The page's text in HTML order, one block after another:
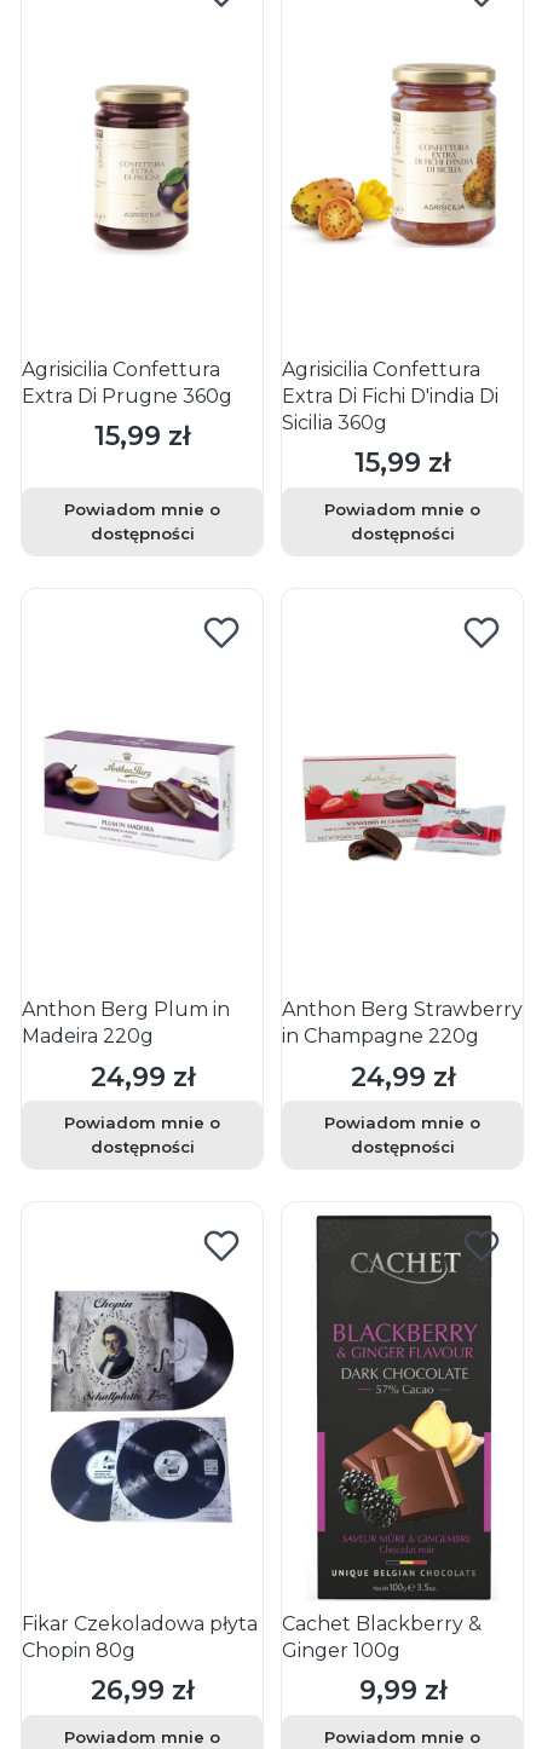
Agrisicilia Confettura
Extra Di Prugne 360g
Cena
15,99 zł
Powiadom mnie o
dostępności
Agrisicilia Confettura
Extra Di Fichi D'india Di
Sicilia 360g
Cena
15,99 zł
Powiadom mnie o
dostępności
Anthon Berg Plum in
Madeira 220g
Cena
24,99 zł
Powiadom mnie o
dostępności
Anthon Berg Strawberry
in Champagne 220g
Cena
24,99 zł
Powiadom mnie o
dostępności
Fikar Czekoladowa płyta
Chopin 80g
Cena
26,99 zł
Powiadom mnie o
Cachet Blackberry &
Ginger 100g
Cena
9,99 zł
Powiadom mnie o